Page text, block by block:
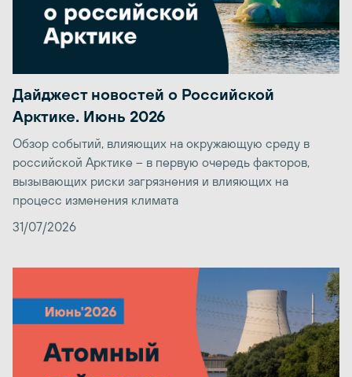
Дайджест новостей о Российской
Арктике. Июнь 2026
Обзор событий, влияющих на окружающую среду в
российской Арктике – в первую очередь факторов,
вызывающих риски загрязнения и влияющих на
процесс изменения климата
31/07/2026